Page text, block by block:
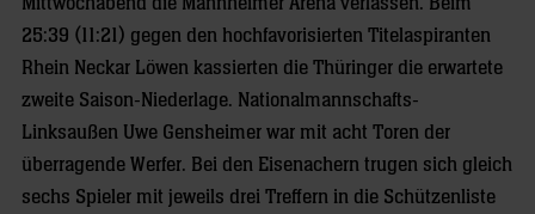
25:39 (11:21) gegen den hochfavorisierten Titelaspiranten
Rhein Neckar Löwen kassierten die Thüringer die erwartete
zweite Saison-Niederlage. Nationalmannschafts-
Linksaußen Uwe Gensheimer war mit acht Toren der
überragende Werfer. Bei den Eisenachern trugen sich gleich
sechs Spieler mit jeweils drei Treffern in die Schützenliste